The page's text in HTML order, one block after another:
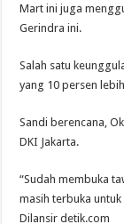
Mart ini juga
Gerindra ini.
Salah satu
yang 10 persen
Sandi berencana,
DKI Jakarta.
“Sudah membuka
masih terbuka
Dilansir detik.com